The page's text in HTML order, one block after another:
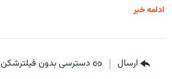
ادامه خبر
ارسال دسترسی بدون فیلترشکن